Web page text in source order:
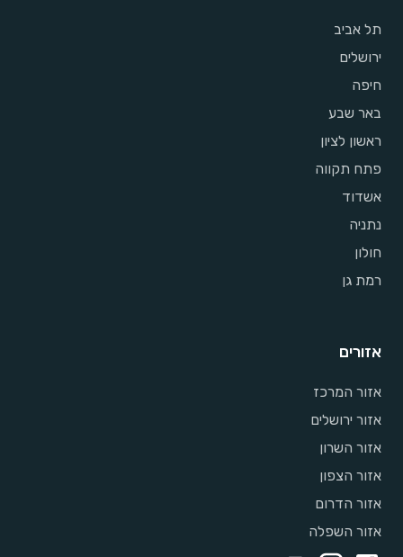
תל אביב
ירושלים
חיפה
באר שבע
ראשון לציון
פתח תקווה
אשדוד
נתניה
חולון
רמת גן
אזורים
אזור המרכז
אזור ירושלים
אזור השרון
אזור הצפון
אזור הדרום
אזור השפלה